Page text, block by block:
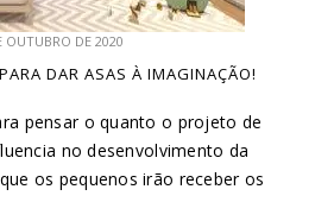
OUTUBRO DE 2020
DAR ASAS À IMAGINAÇÃO!
pensar o quanto o projeto de
no desenvolvimento da
os pequenos irão receber os